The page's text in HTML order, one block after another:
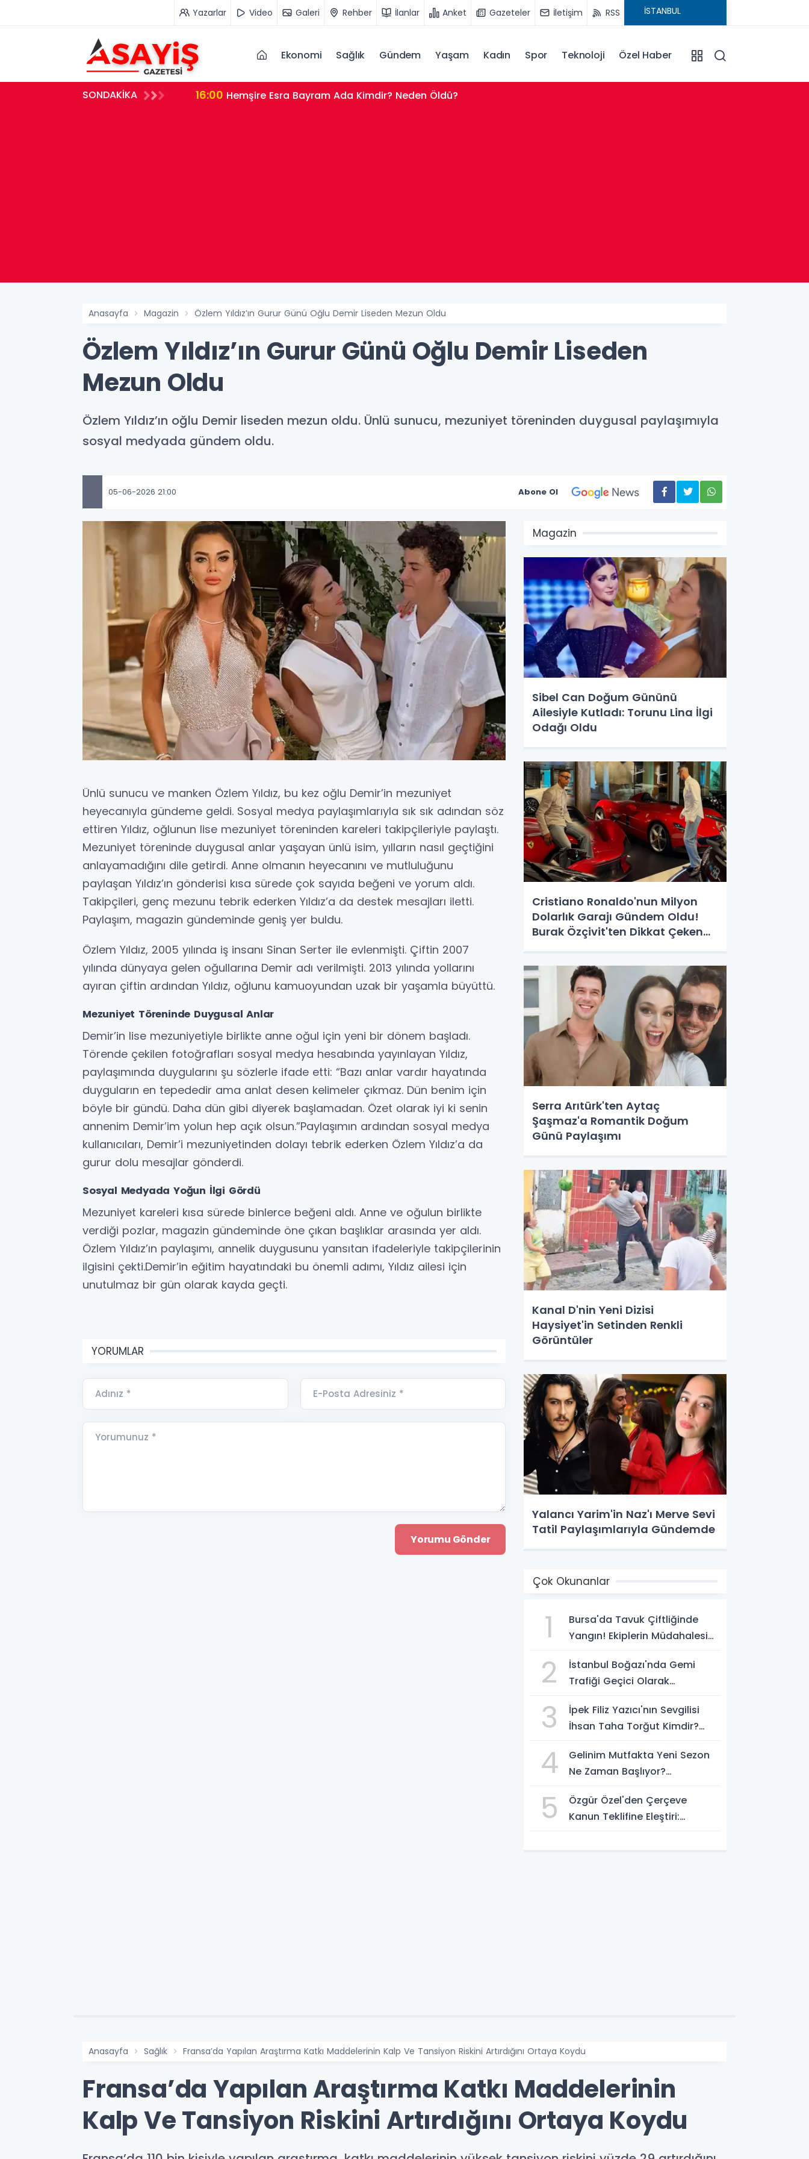
Yazarlar Video Galeri Rehber İlanlar Anket Gazeteler İletişim RSS
Ekonomi Sağlık Gündem Yaşam Kadın Spor Teknoloji Özel Haber
SONDAKİKA 16:00 Hemşire Esra Bayram Ada Kimdir? Neden Öldü?
Anasayfa Magazin Özlem Yıldız’ın Gurur Günü Oğlu Demir Liseden Mezun Oldu
Özlem Yıldız’ın Gurur Günü Oğlu Demir Liseden
Mezun Oldu
Özlem Yıldız’ın oğlu Demir liseden mezun oldu. Ünlü sunucu, mezuniyet töreninden duygusal paylaşımıyla
sosyal medyada gündem oldu.
05-06-2026 21:00 Abone Ol
Ünlü sunucu ve manken Özlem Yıldız, bu kez oğlu Demir’in mezuniyet
heyecanıyla gündeme geldi. Sosyal medya paylaşımlarıyla sık sık adından söz
ettiren Yıldız, oğlunun lise mezuniyet töreninden kareleri takipçileriyle paylaştı.
Mezuniyet töreninde duygusal anlar yaşayan ünlü isim, yılların nasıl geçtiğini
anlayamadığını dile getirdi. Anne olmanın heyecanını ve mutluluğunu
paylaşan Yıldız’ın gönderisi kısa sürede çok sayıda beğeni ve yorum aldı.
Takipçileri, genç mezunu tebrik ederken Yıldız’a da destek mesajları iletti.
Paylaşım, magazin gündeminde geniş yer buldu.
Özlem Yıldız, 2005 yılında iş insanı Sinan Serter ile evlenmişti. Çiftin 2007
yılında dünyaya gelen oğullarına Demir adı verilmişti. 2013 yılında yollarını
ayıran çiftin ardından Yıldız, oğlunu kamuoyundan uzak bir yaşamla büyüttü.
Mezuniyet Töreninde Duygusal Anlar
Demir’in lise mezuniyetiyle birlikte anne oğul için yeni bir dönem başladı.
Törende çekilen fotoğrafları sosyal medya hesabında yayınlayan Yıldız,
paylaşımında duygularını şu sözlerle ifade etti: “Bazı anlar vardır hayatında
duyguların en tepededir ama anlat desen kelimeler çıkmaz. Dün benim için
böyle bir gündü. Daha dün gibi diyerek başlamadan. Özet olarak iyi ki senin
annenim Demir’im yolun hep açık olsun.”Paylaşımın ardından sosyal medya
kullanıcıları, Demir’i mezuniyetinden dolayı tebrik ederken Özlem Yıldız’a da
gurur dolu mesajlar gönderdi.
Sosyal Medyada Yoğun İlgi Gördü
Mezuniyet kareleri kısa sürede binlerce beğeni aldı. Anne ve oğulun birlikte
verdiği pozlar, magazin gündeminde öne çıkan başlıklar arasında yer aldı.
Özlem Yıldız’ın paylaşımı, annelik duygusunu yansıtan ifadeleriyle takipçilerinin
ilgisini çekti.Demir’in eğitim hayatındaki bu önemli adımı, Yıldız ailesi için
unutulmaz bir gün olarak kayda geçti.
YORUMLAR
Adınız * E-Posta Adresiniz *
Yorumunuz *
Magazin
Sibel Can Doğum Gününü
Ailesiyle Kutladı: Torunu Lina İlgi
Odağı Oldu
Cristiano Ronaldo'nun Milyon
Dolarlık Garajı Gündem Oldu!
Burak Özçivit'ten Dikkat Çeken
Serra Arıtürk'ten Aytaç
Şaşmaz'a Romantik Doğum
Günü Paylaşımı
Kanal D'nin Yeni Dizisi
Haysiyet'in Setinden Renkli
Görüntüler
Yalancı Yarim'in Naz'ı Merve Sevi
Tatil Paylaşımlarıyla Gündemde
Çok Okunanlar
1
Bursa'da Tavuk Çiftliğinde
Yangın! Ekiplerin Müdahalesi
2
İstanbul Boğazı'nda Gemi
Trafiği Geçici Olarak
3
İpek Filiz Yazıcı'nın Sevgilisi
İhsan Taha Torğut Kimdir?
Ediliyor
4
Gelinim Mutfakta Yeni Sezon
Ne Zaman Başlıyor?
5
Özgür Özel'den Çerçeve
Kanun Teklifine Eleştiri:
Anasayfa Sağlık Fransa’da Yapılan Araştırma Katkı Maddelerinin Kalp Ve Tansiyon Riskini Artırdığını Ortaya Koydu
Fransa’da Yapılan Araştırma Katkı Maddelerinin
Kalp Ve Tansiyon Riskini Artırdığını Ortaya Koydu